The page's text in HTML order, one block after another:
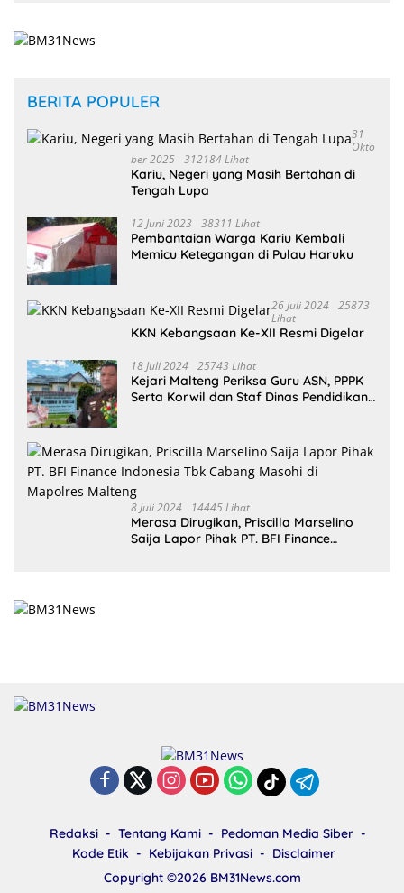
BERITA POPULER
31
Okto
Ber 2025 312184 Lihat
Kariu, Negeri yang Masih Bertahan di
Tengah Lupa
12 Juni 2023 38311 Lihat
Pembantaian Warga Kariu Kembali
Memicu Ketegangan di Pulau Haruku
26 Juli 2024 25873
Lihat
KKN Kebangsaan Ke-XII Resmi Digelar
18 Juli 2024 25743 Lihat
Kejari Malteng Periksa Guru ASN, PPPK
Serta Korwil dan Staf Dinas Pendidikan
8 Juli 2024 14445 Lihat
Merasa Dirugikan, Priscilla Marselino
Saija Lapor Pihak PT. BFI Finance
Redaksi Tentang Kami
Pedoman Media Siber
Kode Etik
Kebijakan Privasi
Disclaimer
Copyright ©2026 BM31News.com